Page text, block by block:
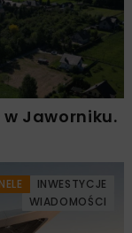
Jaworniku.
INWESTYCJE
WIADOMOŚCI